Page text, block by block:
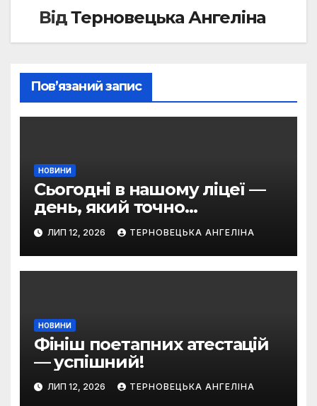
ВідТерновецька Ангеліна
Пов’язаний запис
НОВИНИ
Сьогодні в нашому ліцеї —
день, який точно
залишиться в серці
кожного!
ЛИП 12, 2026 ТЕРНОВЕЦЬКА АНГЕЛІНА
НОВИНИ
Фініш поетапних атестацій
— успішний!
ЛИП 12, 2026 ТЕРНОВЕЦЬКА АНГЕЛІНА